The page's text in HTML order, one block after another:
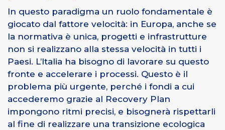
In questo paradigma un ruolo fondamentale è
giocato dal fattore velocità: in Europa, anche se
la normativa è unica, progetti e infrastrutture
non si realizzano alla stessa velocità in tutti i
Paesi. L’Italia ha bisogno di lavorare su questo
fronte e accelerare i processi. Questo è il
problema più urgente, perché i fondi a cui
accederemo grazie al Recovery Plan
impongono ritmi precisi, e bisognerà rispettarli
al fine di realizzare una transizione ecologica